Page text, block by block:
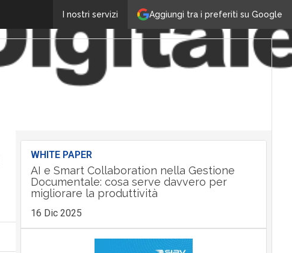
Aggiungi tra i preferiti su Google
I nostri servizi
WHITE PAPER
AI e Smart Collaboration nella Gestione
Documentale: cosa serve davvero per
migliorare la produttività
16 Dic 2025